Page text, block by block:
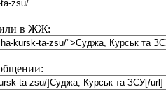
или в ЖЖ: